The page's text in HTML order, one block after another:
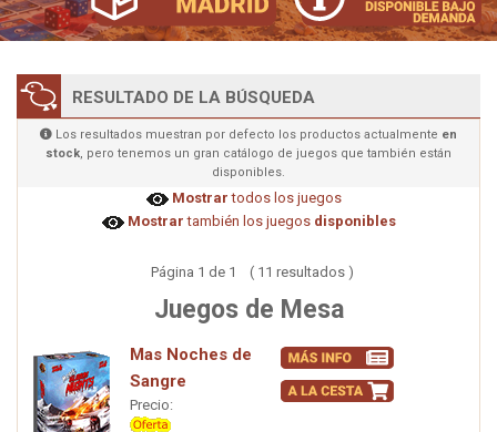
RESULTADO DE LA BÚSQUEDA
Los resultados muestran por defecto los productos actualmente en
stock, pero tenemos un gran catálogo de juegos que también están
disponibles.
Mostrar todos los juegos
Mostrar también los juegos disponibles
Página 1 de 1 ( 11 resultados )
Juegos de Mesa
Mas Noches de
Sangre
Precio: